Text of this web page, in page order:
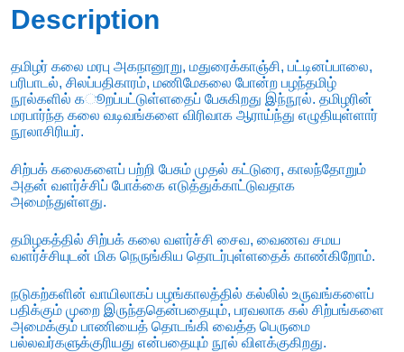
Description
தமிழர் கலை மரபு அகநானூறு, மதுரைக்காஞ்சி, பட்டினப்பாலை,
பரிபாடல், சிலப்பதிகாரம், மணிமேகலை போன்ற பழந்தமிழ்
நூல்களில் கூறப்பட்டுள்ளதைப் பேசுகிறது இந்நூல். தமிழரின்
மரபார்ந்த கலை வடிவங்களை விரிவாக ஆராய்ந்து எழுதியுள்ளார்
நூலாசிரியர்.
சிற்பக் கலைகளைப் பற்றி பேசும் முதல் கட்டுரை, காலந்தோறும்
அதன் வளர்ச்சிப் போக்கை எடுத்துக்காட்டுவதாக
அமைந்துள்ளது.
தமிழகத்தில் சிற்பக் கலை வளர்ச்சி சைவ, வைணவ சமய
வளர்ச்சியுடன் மிக நெருங்கிய தொடர்புள்ளதைக் காண்கிறோம்.
நடுகற்களின் வாயிலாகப் பழங்காலத்தில் கல்லில் உருவங்களைப்
பதிக்கும் முறை இருந்ததென்பதையும், பரவலாக கல் சிற்பங்களை
அமைக்கும் பாணியைத் தொடங்கி வைத்த பெருமை
பல்லவர்களுக்குரியது என்பதையும் நூல் விளக்குகிறது.